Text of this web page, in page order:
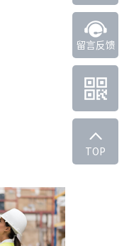
留言反馈
TOP